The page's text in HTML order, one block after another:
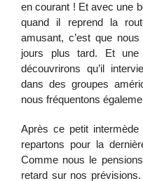
en courant ! Et avec une
quand il reprend la
amusant, c’est que
jours plus tard. Et
découvrirons qu’il
dans des groupes
nous fréquentons
Après ce petit intermède
repartons pour la
Comme nous le
retard sur nos